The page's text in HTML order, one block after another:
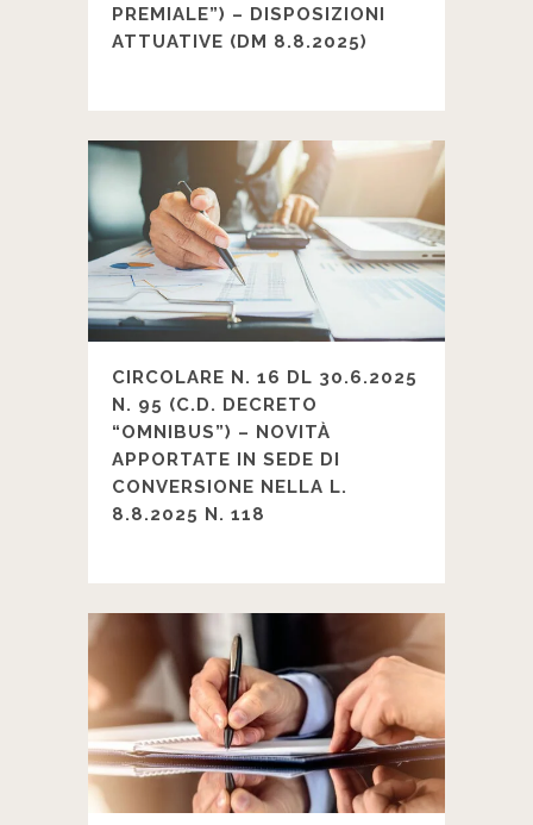
PREMIALE”) – DISPOSIZIONI
ATTUATIVE (DM 8.8.2025)
CIRCOLARE N. 16 DL 30.6.2025
N. 95 (C.D. DECRETO
“OMNIBUS”) – NOVITÀ
APPORTATE IN SEDE DI
CONVERSIONE NELLA L.
8.8.2025 N. 118